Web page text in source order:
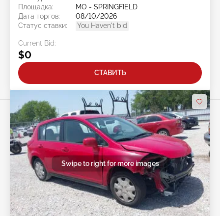
Площадка:
MO - SPRINGFIELD
Дата торгов:
08/10/2026
Статус ставки:
You Haven't bid
Current Bid:
$0
СТАВИТЬ
Swipe to right for more images